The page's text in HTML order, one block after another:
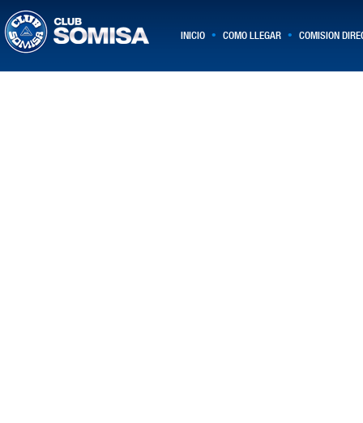
INICIO • COMO LLEGAR • COMISION